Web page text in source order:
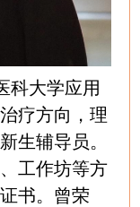
科大学应用
疗方向，理
生辅导员。
工作坊等方
书。曾荣